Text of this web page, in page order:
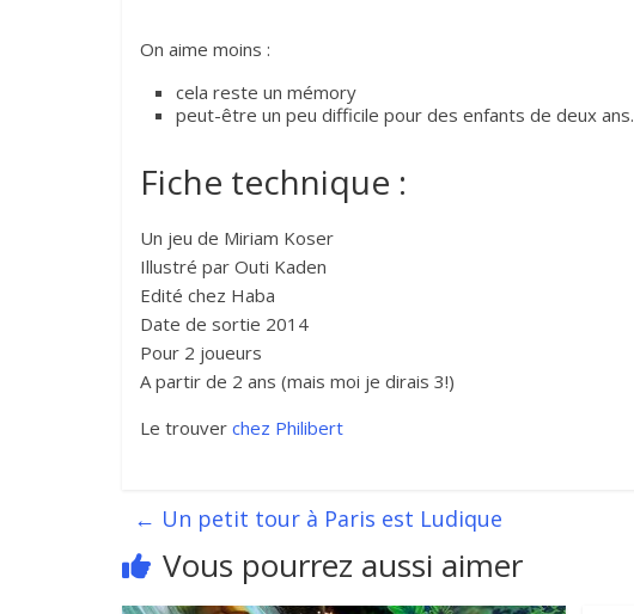
On aime moins :
cela reste un mémory
peut-être un peu difficile pour des enfants de deux ans.
Fiche technique :
Un jeu de Miriam Koser
Illustré par Outi Kaden
Edité chez Haba
Date de sortie 2014
Pour 2 joueurs
A partir de 2 ans (mais moi je dirais 3!)
Le trouver chez Philibert
← Un petit tour à Paris est Ludique
Vous pourrez aussi aimer